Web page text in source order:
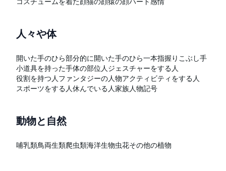
人々や体
開いた手のひら部分的に開いた手のひら一本指握りこぶし手
小道具を持った手体の部位 人 ジェスチャーをする人
役割を持つ人 ファンタジーの人物アクティビティをする人
スポーツをする人休んでいる人家族人物記号
動物と自然
哺乳類鳥両生類爬虫類海洋生物虫花その他の植物